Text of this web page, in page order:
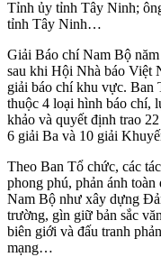
Tỉnh ủy tỉnh Tây Ninh;
tỉnh Tây Ninh…
Giải Báo chí Nam Bộ
sau khi Hội Nhà báo Việt
giải báo chí khu vực. Ban
thuộc 4 loại hình báo chí,
khảo và quyết định trao
6 giải Ba và 10 giải
Theo Ban Tổ chức, các
phong phú, phản ánh
Nam Bộ như xây dựng
trường, gìn giữ bản sắc
biên giới và đấu tranh
mạng…